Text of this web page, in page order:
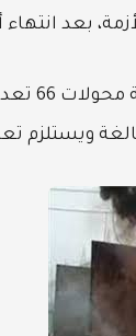
بعد
ويستلزم